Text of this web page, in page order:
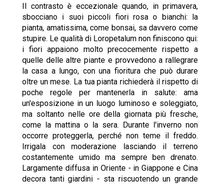
Il contrasto è eccezionale quando, in primavera,
sbocciano i suoi piccoli fiori rosa o bianchi: la
pianta, amatissima, come bonsai, sa davvero come
stupire. Le qualità di Loropetalum non finiscono qui:
i fiori appaiono molto precocemente rispetto a
quelle delle altre piante e provvedono a rallegrare
la casa a lungo, con una fioritura che può durare
oltre un mese. La tua pianta richiederà il rispetto di
poche regole per mantenerla in salute: ama
un'esposizione in un luogo luminoso e soleggiato,
ma soltanto nelle ore della giornata più fresche,
come la mattina o la sera. Durante l'inverno non
occorre proteggerla, perché non teme il freddo.
Irrigala con moderazione lasciando il terreno
costantemente umido ma sempre ben drenato.
Largamente diffusa in Oriente - in Giappone e Cina
decora tanti giardini - sta riscuotendo un grande